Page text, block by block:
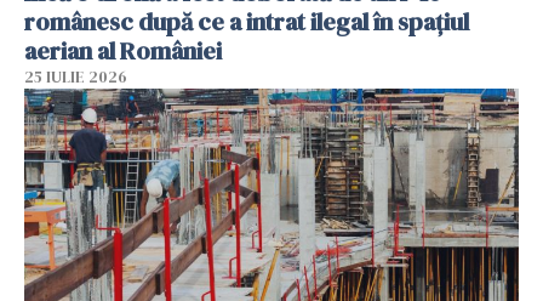
românesc după ce a intrat ilegal în spațiul
aerian al României
25 IULIE 2026